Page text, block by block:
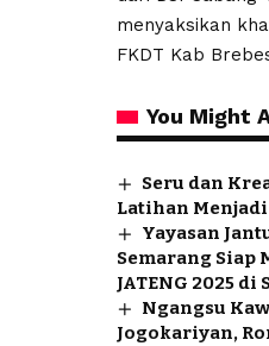
menyaksikan
FKDT Kab
You Might
Seru dan
Latihan
Yayasan
Semarang Siap
JATENG 2025
Ngangsu
Jogokariyan,